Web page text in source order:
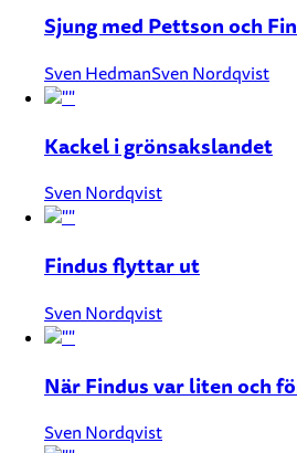
Sjung med Pettson och
Sven HedmanSven Nordqvist
Kackel i grönsakslandet
Sven Nordqvist
Findus flyttar ut
Sven Nordqvist
När Findus var liten och
Sven Nordqvist